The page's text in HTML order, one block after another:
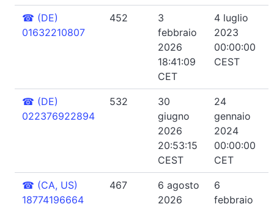
☎ (DE)
01632210807
452
3
febbraio
2026
18:41:09
CET
4 luglio
2023
00:00:00
CEST
☎ (DE)
022376922894
532
30
giugno
2026
20:53:15
CEST
24
gennaio
2024
00:00:00
CET
☎ (CA, US)
18774196664
467
6 agosto
2026
6
febbraio